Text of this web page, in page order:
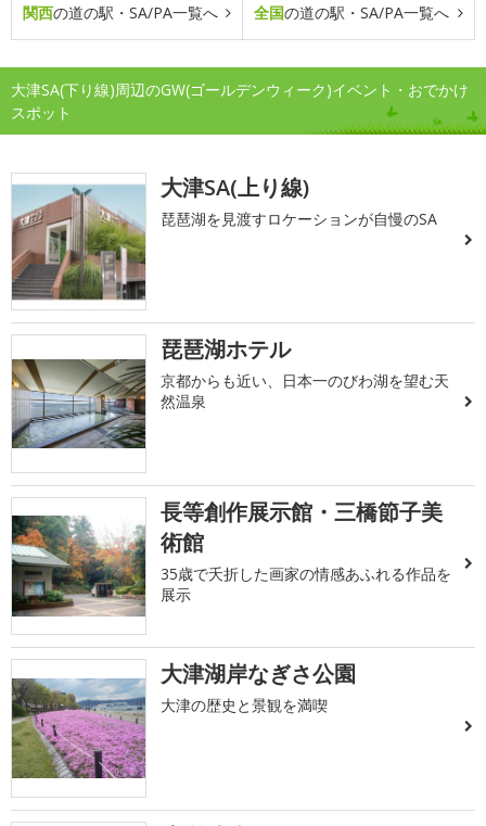
関西の道の駅・SA/PA一覧へ 全国の道の駅・SA/PA一覧へ
大津SA(下り線)周辺のGW(ゴールデンウィーク)イベント・おでかけ
スポット
大津SA(上り線)
琵琶湖を見渡すロケーションが自慢のSA
琵琶湖ホテル
京都からも近い、日本一のびわ湖を望む天
然温泉
長等創作展示館・三橋節子美
術館
35歳で夭折した画家の情感あふれる作品を
展示
大津湖岸なぎさ公園
大津の歴史と景観を満喫